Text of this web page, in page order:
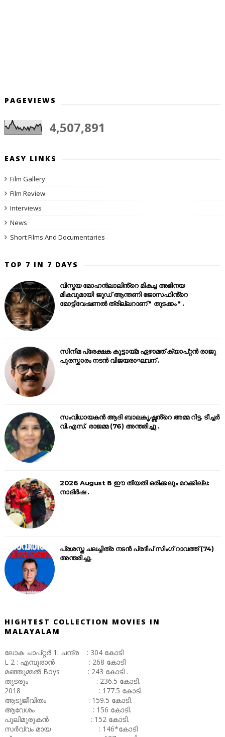
PAGEVIEWS
4,507,891
EASY LINKS
Film Gallery
Film Review
Interviews
News
Short Films And Documentaries
TOP 7 IN 7 DAYS
വിസ്മയ മോഹൻലാലിൻ്റെ മികച്ച അഭിനയ
മികവുമായി ജൂഡ് ആന്തണി ജോസഫിൻ്റെ
മോട്ടിവേഷണൽ ത്രില്ലറാണ് " തുടക്കം " .
സിനിമ പ്രേക്ഷക കൂട്ടായ്മ ഏഴാമത് ക്യാപ്റ്റൻ രാജു
പുരസ്കാരം നടൻ വിജയരാഘവന് .
സംവിധായകൻ ആദി ബാലകൃഷ്ണൻ്റെ അമ്മ റിട്ട. ടീച്ചർ
വി.എസ്. രാജമ്മ (76) അന്തരിച്ചു .
2026 August 8 ഈ തീയതി ഒരിക്കലും മറക്കില്ല:
നാദിർഷ .
പ്രശസ്ത ചലച്ചിത്ര നടൻ പ്രദീപ് സിംഗ് റാവത്ത് (74)
അന്തരിച്ചു.
HIGHTEST COLLECTION MOVIES IN
MALAYALAM
ലോക ചാപ്റ്റർ 1: ചന്ദ്ര : 304 കോടി
L 2 : എമ്പുരാൻ : 268 കോടി
മഞ്ഞുമ്മൽ Boys : 243 കോടി .
തുടരും : 236.5 കോടി.
2018 : 177.5 കോടി.
ആടുജീവിതം : 159.5 കോടി.
ആവേശം : 156 കോടി.
പുലിമുരുകൻ : 152 കോടി.
സർവ്വം മായ : 146*കോടി